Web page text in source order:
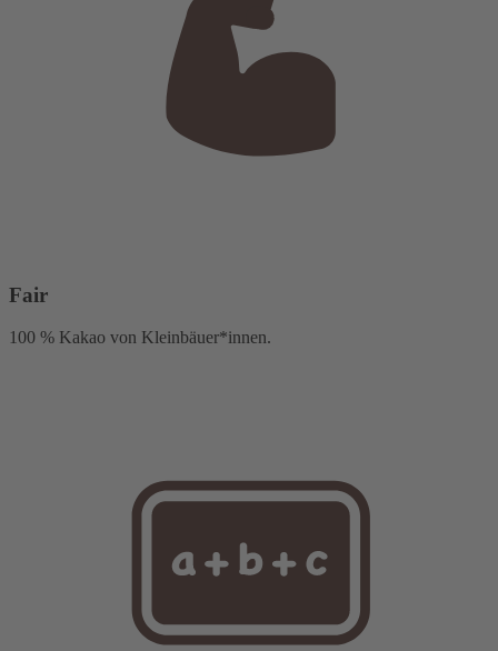
Fair
100 % Kakao von Kleinbäuer*innen.